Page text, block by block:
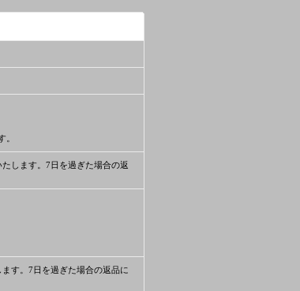
。
します。7日を過ぎた場合の返
す。7日を過ぎた場合の返品に